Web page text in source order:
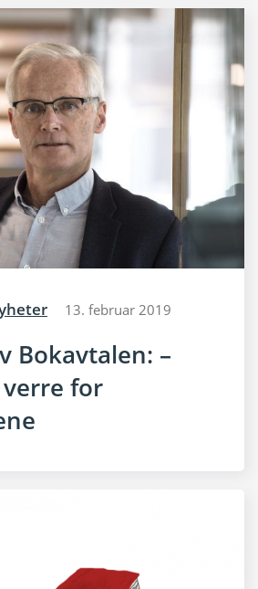
13. februar 2019
Bokavtalen: –
for